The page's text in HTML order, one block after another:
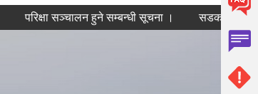
परिक्षा सञ्चालन हुने सम्बन्धी सूचना । सडक मर्मत कार्यका